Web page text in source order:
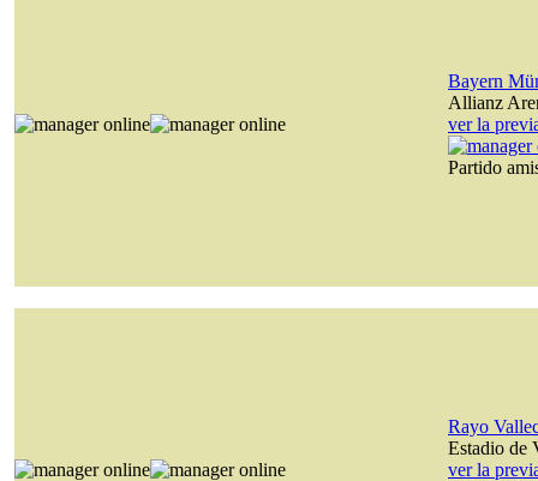
Bayern
Allianz
ver la
Partido
Rayo
Estadio de
ver la